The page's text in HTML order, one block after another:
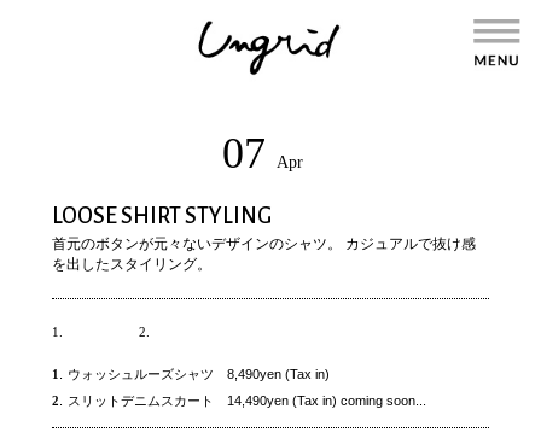
07 Apr
LOOSE SHIRT STYLING
首元のボタンが元々ないデザインのシャツ。 カジュアルで抜け感
を出したスタイリング。
1. 2.
1
ウォッシュルーズシャツ 8,490yen (Tax in)
2
スリットデニムスカート 14,490yen (Tax in) coming soon...